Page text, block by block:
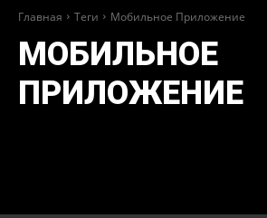
Главная Теги Мобильное Приложение
МОБИЛЬНОЕ
ПРИЛОЖЕНИЕ